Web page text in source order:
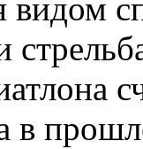
видом
в